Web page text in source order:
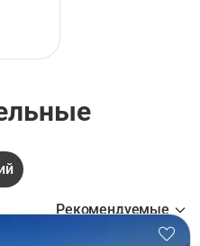
Рекомендуемые